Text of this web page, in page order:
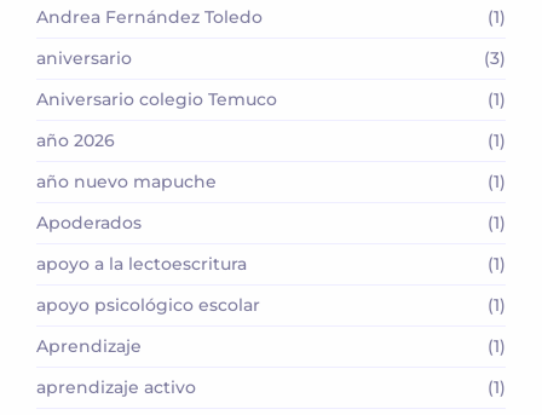
Andrea Fernández Toledo
(1)
aniversario
(3)
Aniversario colegio Temuco
(1)
año 2026
(1)
año nuevo mapuche
(1)
Apoderados
(1)
apoyo a la lectoescritura
(1)
apoyo psicológico escolar
(1)
Aprendizaje
(1)
aprendizaje activo
(1)